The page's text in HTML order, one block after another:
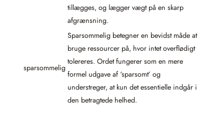
tillægges, og lægger vægt på en skarp
afgrænsning.
sparsommelig
Sparsommelig betegner en bevidst måde at
bruge ressourcer på, hvor intet overflødigt
tolereres. Ordet fungerer som en mere
formel udgave af ‘sparsomt’ og
understreger, at kun det essentielle indgår i
den betragtede helhed.